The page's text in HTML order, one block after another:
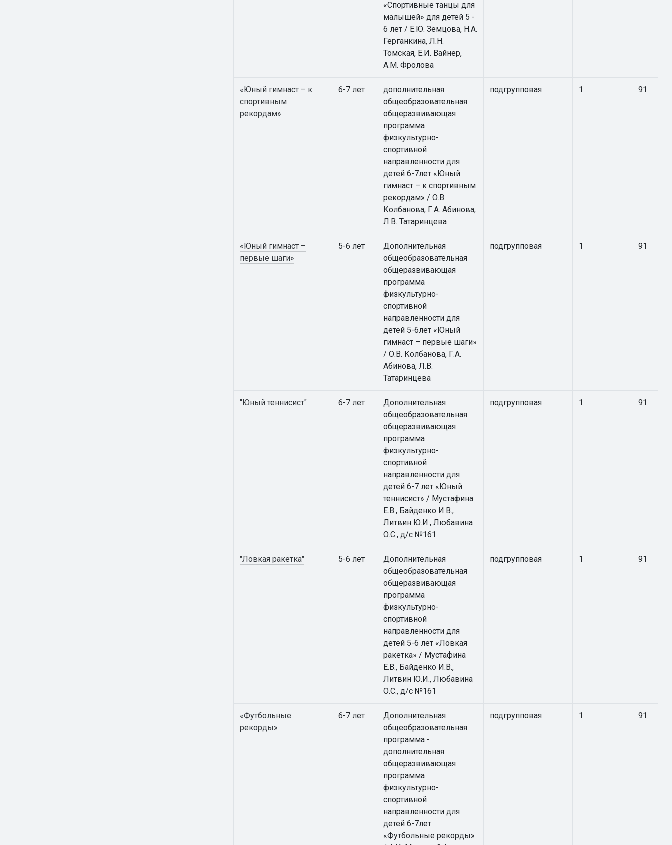
«Спортивные танцы для
малышей» для детей 5 -
6 лет / Е.Ю. Земцова, Н.А.
Герганкина, Л.Н.
Томская, Е.И. Вайнер,
А.М. Фролова
«Юный гимнаст – к
спортивным
рекордам»
6-7 лет
дополнительная
общеобразовательная
общеразвивающая
программа
физкультурно-
спортивной
направленности для
детей 6-7лет «Юный
гимнаст – к спортивным
рекордам» / О.В.
Колбанова, Г.А. Абинова,
Л.В. Татаринцева
подгрупповая 1 91
«Юный гимнаст –
первые шаги»
5-6 лет
Дополнительная
общеобразовательная
общеразвивающая
программа
физкультурно-
спортивной
направленности для
детей 5-6лет «Юный
гимнаст – первые шаги»
/ О.В. Колбанова, Г.А.
Абинова, Л.В.
Татаринцева
подгрупповая 1 91
"Юный теннисист" 6-7 лет
Дополнительная
общеобразовательная
общеразвивающая
программа
физкультурно-
спортивной
направленности для
детей 6-7 лет «Юный
теннисист» / Мустафина
Е.В., Байденко И.В.,
Литвин Ю.И., Любавина
О.С., д/с №161
подгрупповая 1 91
"Ловкая ракетка" 5-6 лет
Дополнительная
общеобразовательная
общеразвивающая
программа
физкультурно-
спортивной
направленности для
детей 5-6 лет «Ловкая
ракетка» / Мустафина
Е.В., Байденко И.В.,
Литвин Ю.И., Любавина
О.С., д/с №161
подгрупповая 1 91
«Футбольные
рекорды»
6-7 лет
Дополнительная
общеобразовательная
программа -
дополнительная
общеразвивающая
программа
физкультурно-
спортивной
направленности для
детей 6-7лет
«Футбольные рекорды»
подгрупповая 1 91